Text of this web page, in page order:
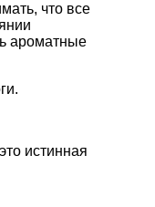
что все
ароматные
истинная